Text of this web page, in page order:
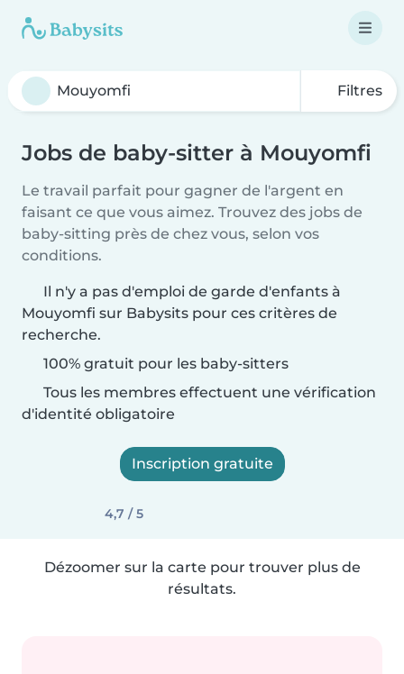
Filtres
Jobs de baby-sitter à Mouyomfi
Le travail parfait pour gagner de l'argent en
faisant ce que vous aimez. Trouvez des jobs de
baby-sitting près de chez vous, selon vos
conditions.
Il n'y a pas d'emploi de garde d'enfants à
Mouyomfi sur Babysits pour ces critères de
recherche.
100% gratuit pour les baby-sitters
Tous les membres effectuent une vérification
d'identité obligatoire
Inscription gratuite
4,7 / 5
Dézoomer sur la carte pour trouver plus de
résultats.